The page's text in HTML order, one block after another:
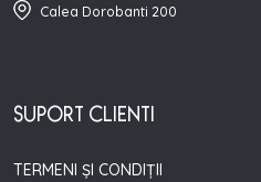
Calea Dorobanti 200
SUPORT CLIENTI
TERMENI ȘI CONDIȚII